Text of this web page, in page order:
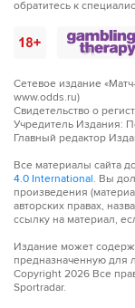
обратитесь к
Сетевое издание
www.odds.ru)
Свидетельство о
Учредитель Издания:
Главный редактор
Все материалы сайта
4.0 International. Вы
произведения
авторских правах,
ссылку на материал,
Издание может
предназначенную для
Copyright 2026 Все
Sportradar.